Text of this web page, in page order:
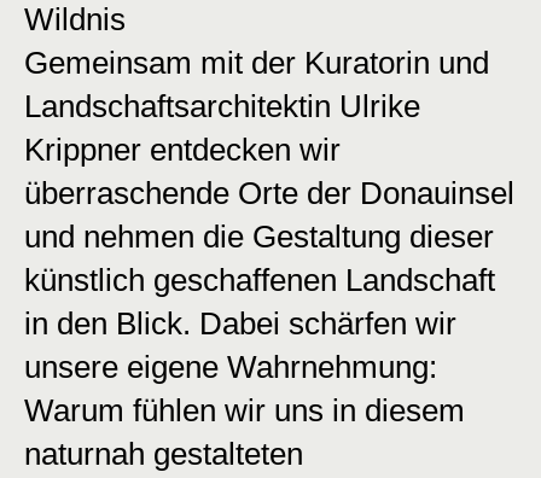
Wildnis
Gemeinsam mit der Kuratorin und
Landschaftsarchitektin Ulrike
Krippner entdecken wir
überraschende Orte der Donauinsel
und nehmen die Gestaltung dieser
künstlich geschaffenen Landschaft
in den Blick. Dabei schärfen wir
unsere eigene Wahrnehmung:
Warum fühlen wir uns in diesem
naturnah gestalteten